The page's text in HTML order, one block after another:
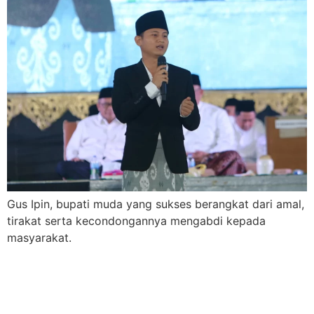
Gus Ipin, bupati muda yang sukses berangkat dari amal,
tirakat serta kecondongannya mengabdi kepada
masyarakat.